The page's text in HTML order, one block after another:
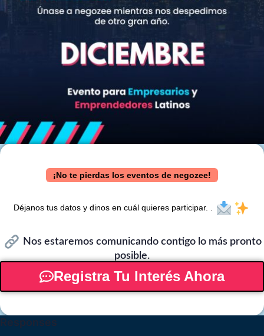
¡No te pierdas los eventos de negozee!
Déjanos tus datos y dinos en cuál quieres participar. .
Nos estaremos comunicando contigo lo más pronto
posible.
Registra Tu Interés Ahora
Responses